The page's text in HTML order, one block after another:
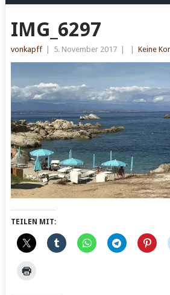
IMG_6297
vonkapff 5. November 2017 Keine
TEILEN MIT: